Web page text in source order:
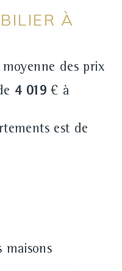
À
des prix
4 019 € à
est de
maisons